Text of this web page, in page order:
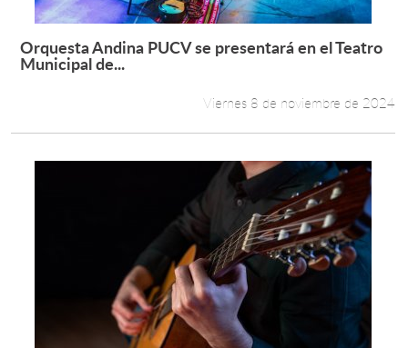
Leer más +
Orquesta Andina PUCV se presentará en el Teatro
Municipal de...
Viernes 8 de noviembre de 2024